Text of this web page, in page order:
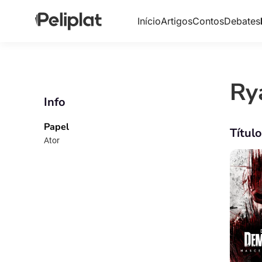
InícioArtigosContosDebates
Info
Papel
Ator